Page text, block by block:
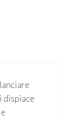
dispiace